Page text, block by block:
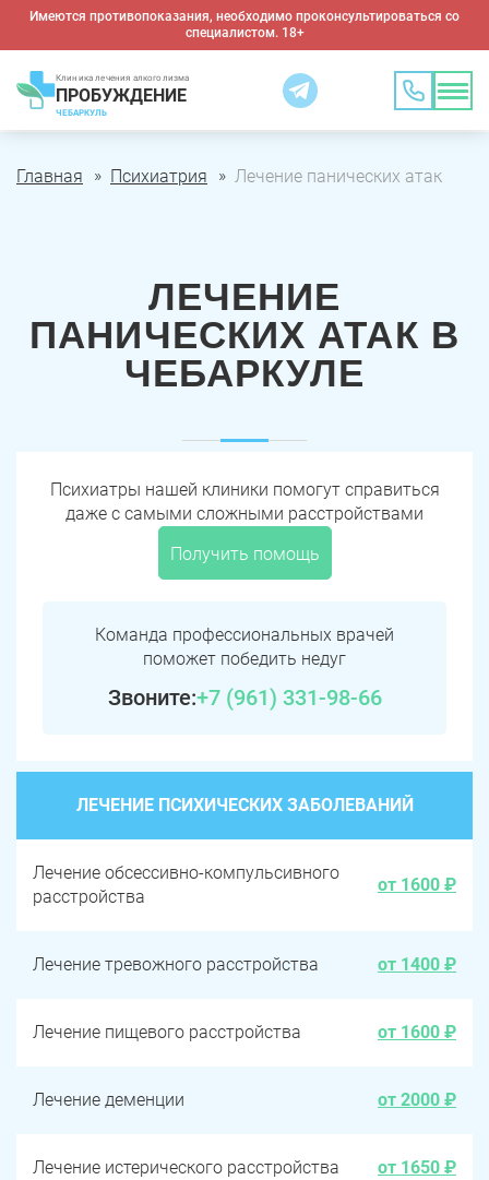
Имеются противопоказания, необходимо проконсультироваться со
специалистом. 18+
Клиника лечения алкоголизма
ПРОБУЖДЕНИЕ
ЧЕБАРКУЛЬ
Главная Психиатрия Лечение панических атак
ЛЕЧЕНИЕ
ПАНИЧЕСКИХ АТАК В
ЧЕБАРКУЛЕ
Психиатры нашей клиники помогут справиться
даже с самыми сложными расстройствами
Получить помощь
Команда профессиональных врачей
поможет победить недуг
Звоните:+7 (961) 331-98-66
ЛЕЧЕНИЕ ПСИХИЧЕСКИХ ЗАБОЛЕВАНИЙ
Лечение обсессивно-компульсивного
расстройства
от 1600 ₽
Лечение тревожного расстройства от 1400 ₽
Лечение пищевого расстройства от 1600 ₽
Лечение деменции от 2000 ₽
Лечение истерического расстройства от 1650 ₽